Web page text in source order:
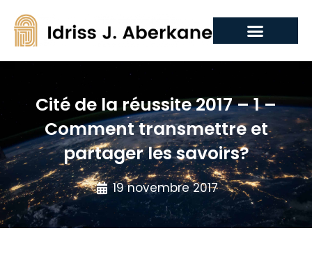
Cité de la réussite 2017 – 1 –
Comment transmettre et
partager les savoirs?
19 novembre 2017